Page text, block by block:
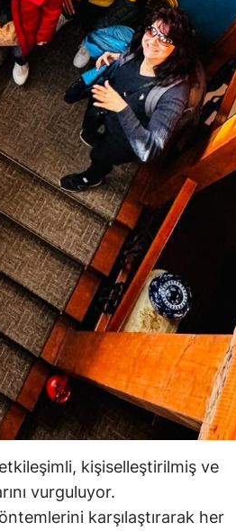
kişiselleştirilmiş ve
vurguluyor.
karşılaştırarak her